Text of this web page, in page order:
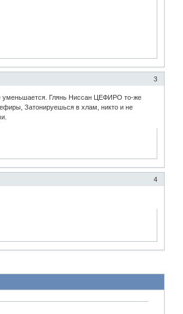
3
уменьшается. Глянь Ниссан ЦЕФИРО то-же
Затонируешься в хлам, никто и не
4